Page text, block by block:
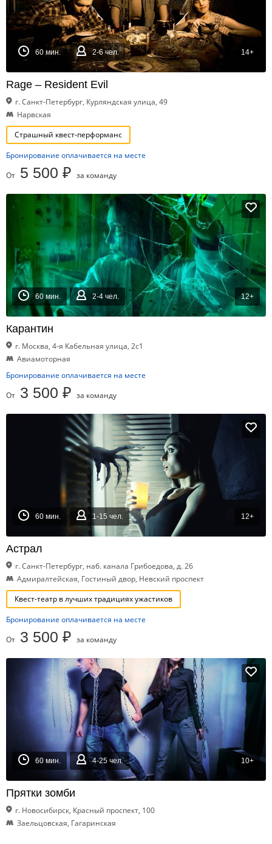
60 мин. 2-6 чел. 14+
Rage – Resident Evil
г. Санкт-Петербург, Курляндская улица, 49
Нарвская
Страшный квест-перформанс
Бронирование оплачивается на месте
От 5 500 ₽ за команду
60 мин. 2-4 чел. 12+
Карантин
г. Москва, 4-я Кабельная улица, 2с1
Авиамоторная
Бронирование оплачивается на месте
От 3 500 ₽ за команду
60 мин. 1-15 чел. 12+
Астрал
г. Санкт-Петербург, наб. канала Грибоедова, д. 26
Адмиралтейская, Гостиный двор, Невский проспект
Квест-театр в лучших традициях ужастиков
Бронирование оплачивается на месте
От 3 500 ₽ за команду
60 мин. 4-25 чел. 10+
Прятки зомби
г. Новосибирск, Красный проспект, 100
Заельцовская, Гагаринская